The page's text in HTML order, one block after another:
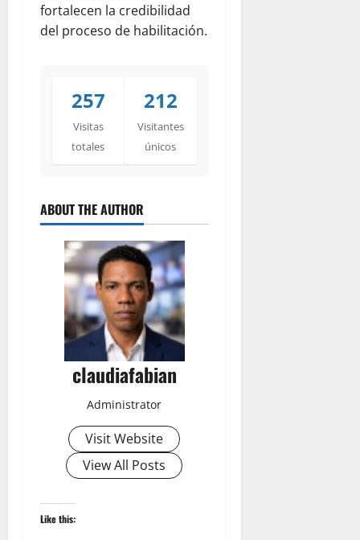
fortalecen la credibilidad
del proceso de habilitación.
257
Visitas
totales
212
Visitantes
únicos
ABOUT THE AUTHOR
claudiafabian
Administrator
Visit Website
View All Posts
Like this: